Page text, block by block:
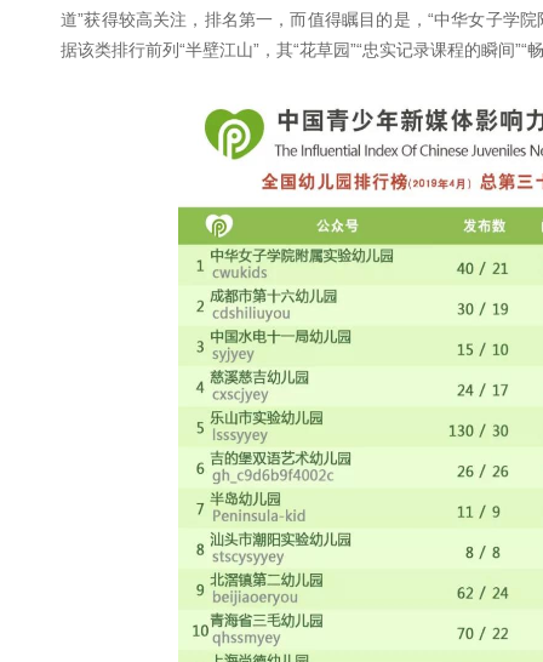
道”获得较高关注，排名第一，而值得瞩目的是，“中华女子学
据该类排行前列“半壁江山”，其“花草园”“忠实记录课程的瞬间